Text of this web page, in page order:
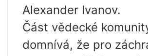
Alexander Ivanov.
Část vědecké
domnívá, že pro